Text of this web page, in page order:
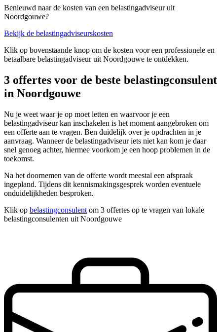
Benieuwd naar de kosten van een belastingadviseur uit
Noordgouwe?
Bekijk de belastingadviseurskosten
Klik op bovenstaande knop om de kosten voor een professionele en
betaalbare belastingadviseur uit Noordgouwe te ontdekken.
3 offertes voor de beste belastingconsulent
in Noordgouwe
Nu je weet waar je op moet letten en waarvoor je een
belastingadviseur kan inschakelen is het moment aangebroken om
een offerte aan te vragen. Ben duidelijk over je opdrachten in je
aanvraag. Wanneer de belastingadviseur iets niet kan kom je daar
snel genoeg achter, hiermee voorkom je een hoop problemen in de
toekomst.
Na het doornemen van de offerte wordt meestal een afspraak
ingepland. Tijdens dit kennismakingsgesprek worden eventuele
onduidelijkheden besproken.
Klik op belastingconsulent om 3 offertes op te vragen van lokale
belastingconsulenten uit Noordgouwe